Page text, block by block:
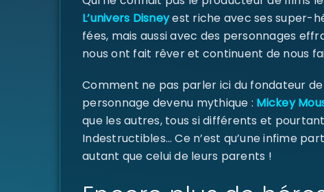
L’univers Disneyest riche avec ses super-
fées, mais aussi avec des personnages
nous ont fait rêver et continuent de nous
Comment ne pas parler ici du fondateur
personnage devenu mythique : Mickey
que les autres, tous si différents et
Indestructibles… Ce n’est qu’une infime
autant que celui de leurs parents !